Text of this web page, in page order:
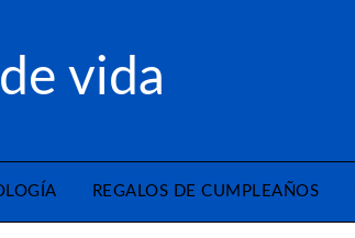
vida
REGALOS DE CUMPLEAÑOS